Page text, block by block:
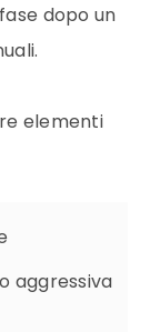
dopo un
elementi
aggressiva